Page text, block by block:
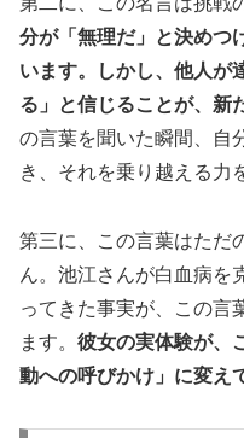
分が「無理だ」と決めつ
います。しかし、他人が
る」と信じることが、新
の言葉を聞いた瞬間、自
き、それを乗り越える力
第三に、この言葉はただ
ん。池江さんが白血病を
ってきた事実が、この言
ます。 彼女の実体験が、
動への呼びかけ」に変え